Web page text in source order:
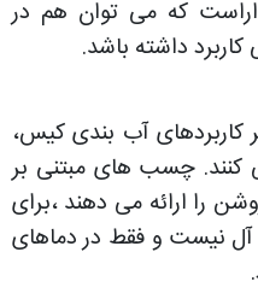
که می توان هم در
داشته باشد.
کاربردهای آب بندی کیس،
کنند. چسب های مبتنی بر
را ارائه می دهند ،برای
آل نیست و فقط در دماهای